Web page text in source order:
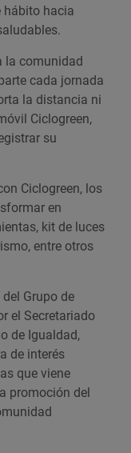
hábito hacia
la comunidad
cada jornada
la distancia ni
Ciclogreen,
su
Ciclogreen, los
en
kit de luces
entre otros
Grupo de
el Secretariado
de Igualdad,
de interés
que viene
promoción del